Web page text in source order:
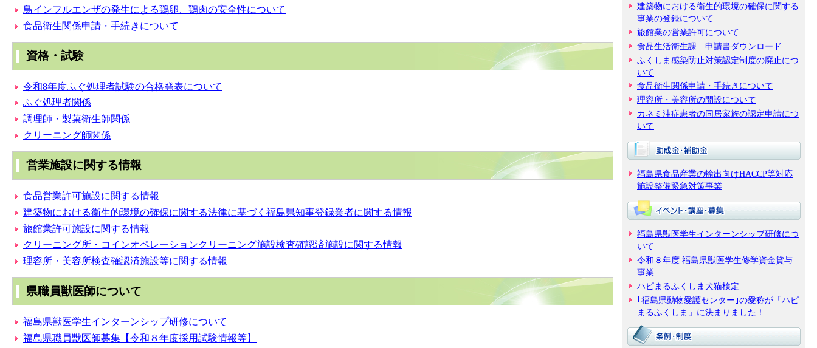
鳥インフルエンザの発生による鶏卵、鶏肉の安全性について
食品衛生関係申請・手続きについて
資格・試験
令和8年度ふぐ処理者試験の合格発表について
ふぐ処理者関係
調理師・製菓衛生師関係
クリーニング師関係
営業施設に関する情報
食品営業許可施設に関する情報
建築物における衛生的環境の確保に関する法律に基づく福島県知事登録業者に関する情報
旅館業許可施設に関する情報
クリーニング所・コインオペレーションクリーニング施設検査確認済施設に関する情報
理容所・美容所検査確認済施設等に関する情報
県職員獣医師について
福島県獣医学生インターンシップ研修について
福島県職員獣医師募集【令和８年度採用試験情報等】
建築物における衛生的環境の確保に関する
事業の登録について
旅館業の営業許可について
食品生活衛生課 申請書ダウンロード
ふくしま感染防止対策認定制度の廃止につ
いて
食品衛生関係申請・手続きについて
理容所・美容所の開設について
カネミ油症患者の同居家族の認定申請につ
いて
福島県食品産業の輸出向けHACCP等対応
施設整備緊急対策事業
福島県獣医学生インターンシップ研修につ
いて
令和８年度 福島県獣医学生修学資金貸与
事業
ハピまるふくしま犬猫検定
｢福島県動物愛護センター｣の愛称が「ハピ
まるふくしま」に決まりました！